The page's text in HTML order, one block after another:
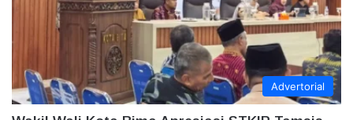
Advertorial